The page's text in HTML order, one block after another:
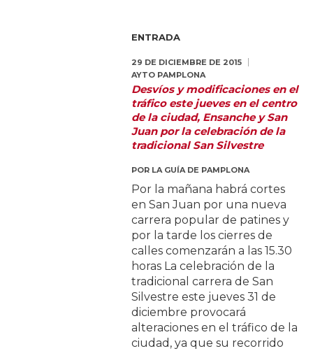
ENTRADA
29 DE DICIEMBRE DE 2015
AYTO PAMPLONA
Desvíos y modificaciones en el
tráfico este jueves en el centro
de la ciudad, Ensanche y San
Juan por la celebración de la
tradicional San Silvestre
POR LA GUÍA DE PAMPLONA
Por la mañana habrá cortes
en San Juan por una nueva
carrera popular de patines y
por la tarde los cierres de
calles comenzarán a las 15.30
horas La celebración de la
tradicional carrera de San
Silvestre este jueves 31 de
diciembre provocará
alteraciones en el tráfico de la
ciudad, ya que su recorrido